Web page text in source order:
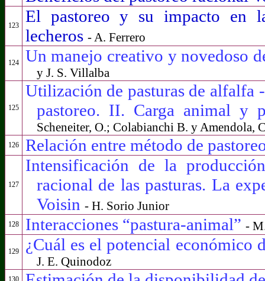
123
El pastoreo y su impacto en
lecheros - A. Ferrero
124 Un manejo creativo y novedoso
y J. S. Villalba
125
Utilización de pasturas de alfalfa
pastoreo. II. Carga animal y
Scheneiter, O.; Colabianchi B. y Amendola,
126 Relación entre método de
127
Intensificación de la
racional de las pasturas. La
Voisin - H. Sorio Junior
128 Interacciones “pastura-animal” -
129 ¿Cuál es el potencial económico
J. E. Quinodoz
130